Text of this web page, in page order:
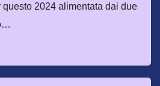
2024 alimentata dai due